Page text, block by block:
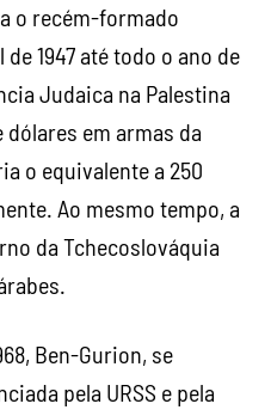
o recém-formado
1947 até todo o ano de
Judaica na Palestina
em armas da
o equivalente a 250
Ao mesmo tempo, a
da Tchecoslováquia
Ben-Gurion, se
pela URSS e pela